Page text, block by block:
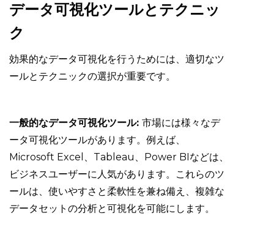
データ可視化ツールとテクニッ
ク
効果的なデータ可視化を行うためには、適切なツ
ールとテクニックの選択が重要です。
一般的なデータ可視化ツール: 市場には様々なデ
ータ可視化ツールがあります。例えば、
Microsoft Excel、Tableau、Power BIなどは、
ビジネスユーザーに人気があります。これらのツ
ールは、使いやすさと柔軟性を兼ね備え、複雑な
データセットの分析と可視化を可能にします。